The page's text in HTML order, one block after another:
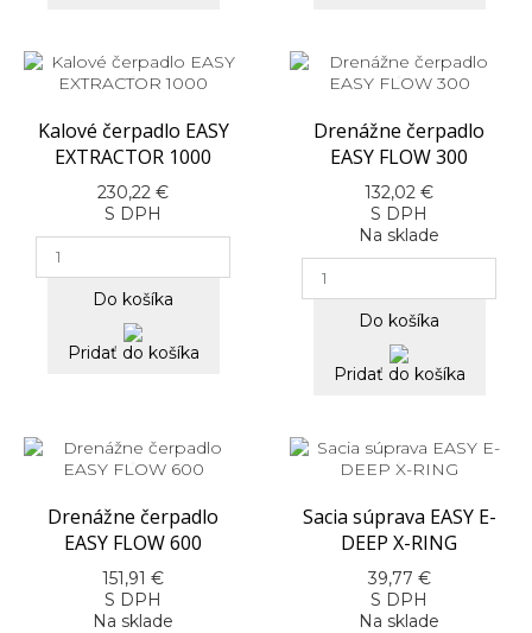
Kalové čerpadlo EASY
EXTRACTOR 1000
230,22 €
S DPH
Do košíka
Pridať do košíka
Drenážne čerpadlo
EASY FLOW 300
132,02 €
S DPH
Na sklade
Do košíka
Pridať do košíka
Drenážne čerpadlo
EASY FLOW 600
151,91 €
S DPH
Na sklade
Sacia súprava EASY E-
DEEP X-RING
39,77 €
S DPH
Na sklade